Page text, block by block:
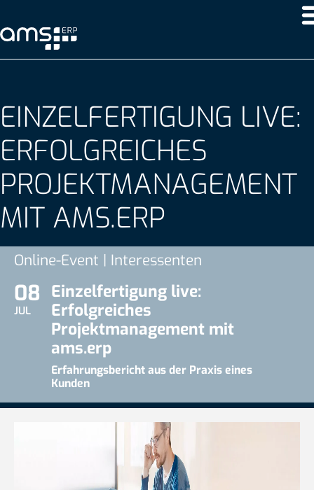
EINZELFERTIGUNG LIVE:
ERFOLGREICHES
PROJEKTMANAGEMENT
MIT AMS.ERP
Online-Event | Interessenten
08
JUL
Einzelfertigung live:
Erfolgreiches
Projektmanagement mit
ams.erp
Erfahrungsbericht aus der Praxis eines
Kunden